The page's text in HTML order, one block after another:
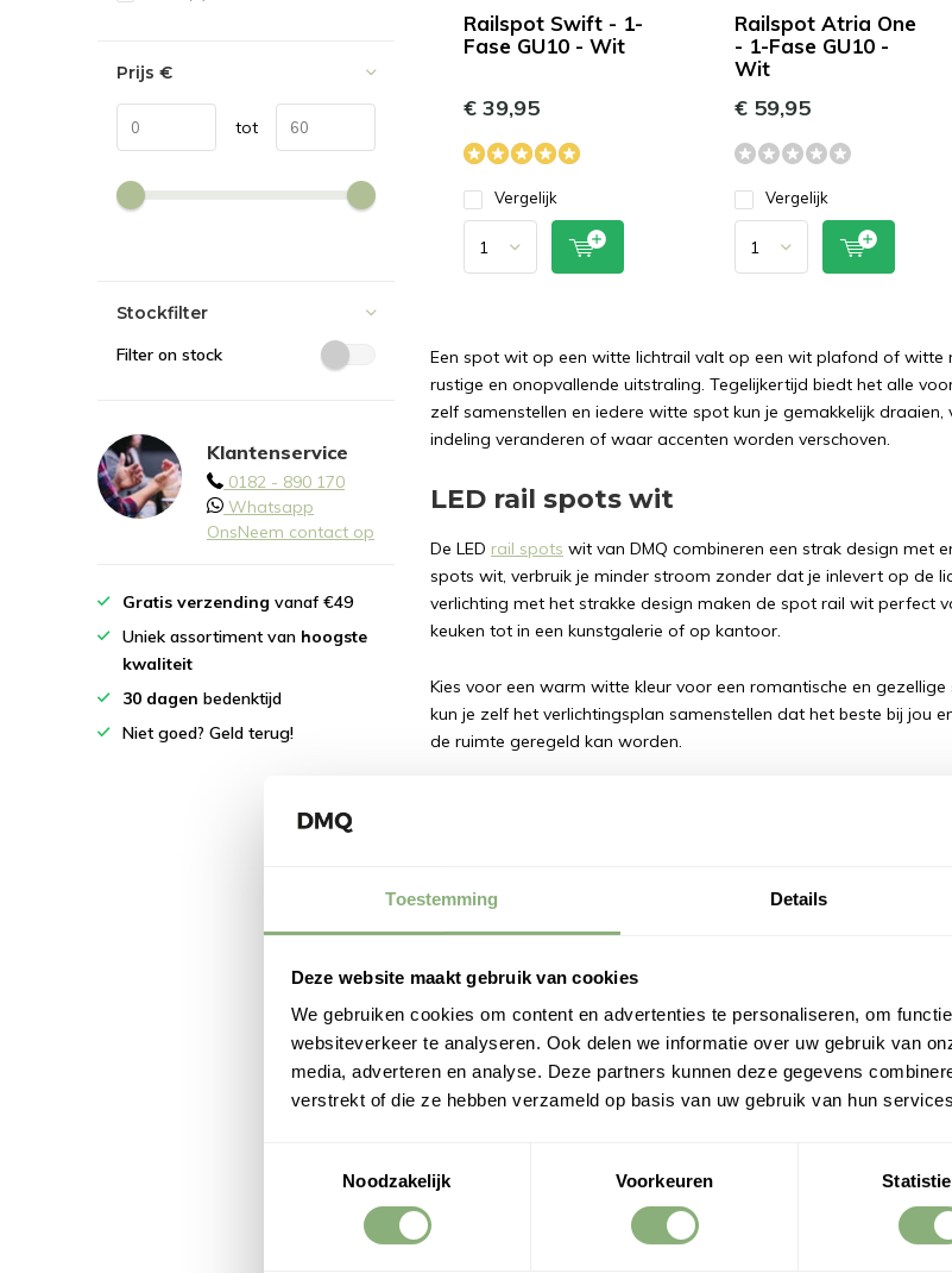
Toestemming Details
Deze website maakt gebruik van cookies
We gebruiken cookies om content en advertenties te personaliseren, om
websiteverkeer te analyseren. Ook delen we informatie over uw gebruik van
media, adverteren en analyse. Deze partners kunnen deze gegevens
verstrekt of die ze hebben verzameld op basis van uw gebruik van hun
Noodzakelijk
Voorkeuren
Railspot Swift - 1-
Fase GU10 - Wit
€ 39,95
Vergelijk
Railspot Atria One
- 1-Fase GU10 -
Wit
€ 59,95
Vergelijk
Een spot wit op een witte lichtrail valt op een wit plafond of
rustige en onopvallende uitstraling. Tegelijkertijd biedt het alle
zelf samenstellen en iedere witte spot kun je gemakkelijk
indeling veranderen of waar accenten worden verschoven.
LED rail spots wit
De LED rail spots wit van DMQ combineren een strak design met
spots wit, verbruik je minder stroom zonder dat je inlevert op de
verlichting met het strakke design maken de spot rail wit perfect
keuken tot in een kunstgalerie of op kantoor.
Kies voor een warm witte kleur voor een romantische en
kun je zelf het verlichtingsplan samenstellen dat het beste bij jou
de ruimte geregeld kan worden.
Functioneel én sfeervol
Flexibel in plaatsing en gebruik
Dankzij de kleur vallen deze spots op rail wit minder snel op
de aandacht mag trekken, maar juist moet ondersteunen. Denk
lichte afwerking.
Rail spots kopen
alles wat je nodig hebt om een compleet en professioneel ogend
voedingen tot losse railspot wit.
Prijs €
tot
Stockfilter
Filter on stock
Klantenservice
0182 - 890 170
Whatsapp
OnsNeem contact op
Gratis verzending vanaf €49
Uniek assortiment van hoogste
kwaliteit
30 dagen bedenktijd
Niet goed? Geld terug!